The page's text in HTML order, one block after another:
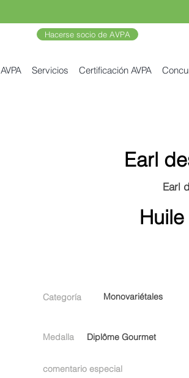
Hacerse socio de AVPA
AVPA Servicios Certificación AVPA
Earl
Earl
Categoría Monovariétales
Medalla Diplôme Gourmet
comentario especial